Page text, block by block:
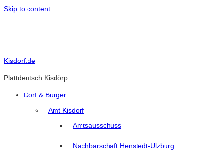
Skip to content
Kisdorf.de
Plattdeutsch Kisdörp
Dorf & Bürger
Amt Kisdorf
Amtsausschuss
Nachbarschaft Henstedt-Ulzburg